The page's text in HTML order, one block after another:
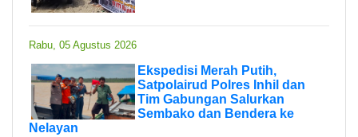
Rabu, 05 Agustus 2026
Ekspedisi Merah Putih,
Satpolairud Polres Inhil dan
Tim Gabungan Salurkan
Sembako dan Bendera ke
Nelayan